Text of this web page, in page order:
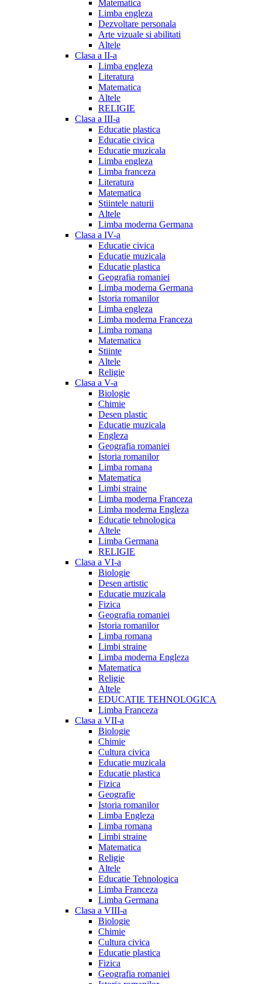
Matematica
Limba engleza
Dezvoltare personala
Arte vizuale si abilitati
Altele
Clasa a II-a
Limba engleza
Literatura
Matematica
Altele
RELIGIE
Clasa a III-a
Educatie plastica
Educatie civica
Educatie muzicala
Limba engleza
Limba franceza
Literatura
Matematica
Stiintele naturii
Altele
Limba moderna Germana
Clasa a IV-a
Educatie civica
Educatie muzicala
Educatie plastica
Geografia romaniei
Limba moderna Germana
Istoria romanilor
Limba engleza
Limba moderna Franceza
Limba romana
Matematica
Stiinte
Altele
Religie
Clasa a V-a
Biologie
Chimie
Desen plastic
Educatie muzicala
Engleza
Geografia romaniei
Istoria romanilor
Limba romana
Matematica
Limbi straine
Limba moderna Franceza
Limba moderna Engleza
Educatie tehnologica
Altele
Limba Germana
RELIGIE
Clasa a VI-a
Biologie
Desen artistic
Educatie muzicala
Fizica
Geografia romaniei
Istoria romanilor
Limba romana
Limbi straine
Limba moderna Engleza
Matematica
Religie
Altele
EDUCATIE TEHNOLOGICA
Limba Franceza
Clasa a VII-a
Biologie
Chimie
Cultura civica
Educatie muzicala
Educatie plastica
Fizica
Geografie
Istoria romanilor
Limba Engleza
Limba romana
Limbi straine
Matematica
Religie
Altele
Educatie Tehnologica
Limba Franceza
Limba Germana
Clasa a VIII-a
Biologie
Chimie
Cultura civica
Educatie plastica
Fizica
Geografia romaniei